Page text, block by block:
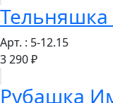
Арт. : 5-12.15
3 290 ₽
Рубашка